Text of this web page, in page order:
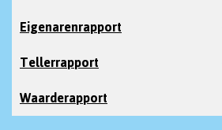
Eigenarenrapport
Tellerrapport
Waarderapport